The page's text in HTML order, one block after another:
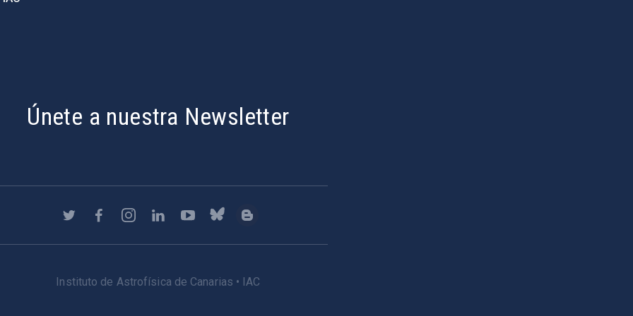
Únete a nuestra Newsletter
Instituto de Astrofísica de Canarias • IAC